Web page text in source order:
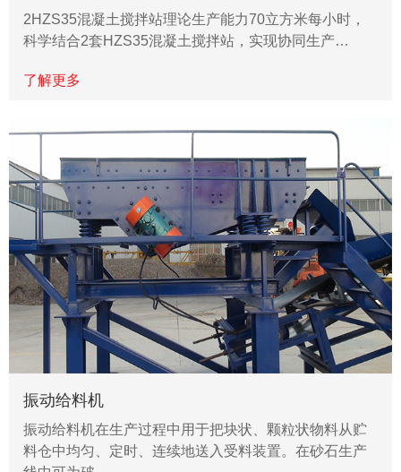
2HZS35混凝土搅拌站理论生产能力70立方米每小时，
科学结合2套HZS35混凝土搅拌站，实现协同生产…
了解更多
振动给料机
振动给料机在生产过程中用于把块状、颗粒状物料从贮
料仓中均匀、定时、连续地送入受料装置。在砂石生产